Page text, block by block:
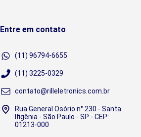
Entre em contato
(11) 96794-6655
(11) 3225-0329
contato@rilleletronics.com.br
Rua General Osório n° 230 - Santa
Ifigênia - São Paulo - SP - CEP:
01213-000